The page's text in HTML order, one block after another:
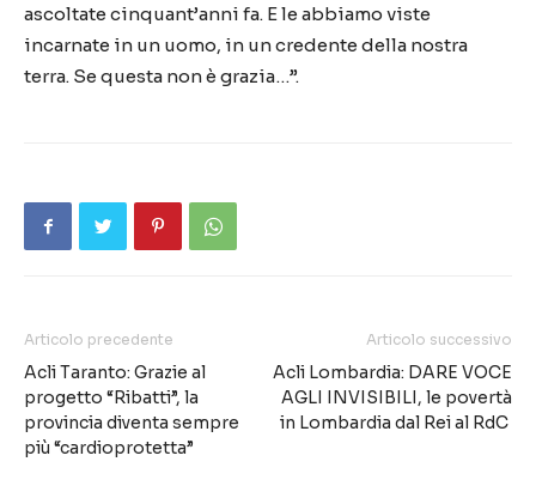
ascoltate cinquant’anni fa. E le abbiamo viste
incarnate in un uomo, in un credente della nostra
terra. Se questa non è grazia…”.
Articolo precedente
Acli Taranto: Grazie al
progetto “Ribatti”, la
provincia diventa sempre
più “cardioprotetta”
Articolo successivo
Acli Lombardia: DARE VOCE
AGLI INVISIBILI, le povertà
in Lombardia dal Rei al RdC